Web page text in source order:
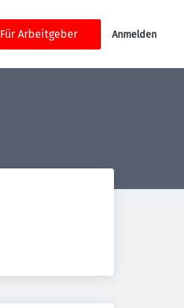
Für Arbeitgeber Anmelden